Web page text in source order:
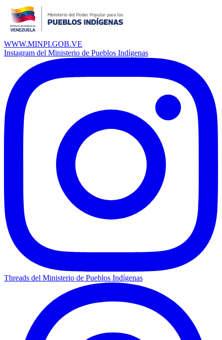
WWW.MINPI.GOB.VE
Instagram del Ministerio de Pueblos Indígenas
Threads del Ministerio de Pueblos Indígenas